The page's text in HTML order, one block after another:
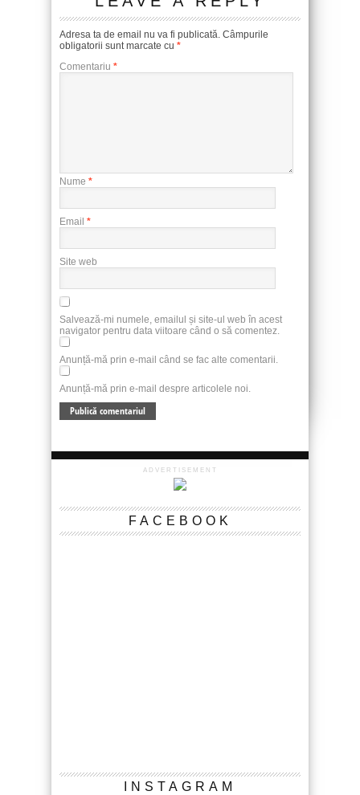
Adresa ta de email nu va fi publicată. Câmpurile
obligatorii sunt marcate cu *
Comentariu *
Nume *
Email *
Site web
Salvează-mi numele, emailul și site-ul web în acest
navigator pentru data viitoare când o să comentez.
Anunță-mă prin e-mail când se fac alte comentarii.
Anunță-mă prin e-mail despre articolele noi.
ADVERTISEMENT
FACEBOOK
INSTAGRAM